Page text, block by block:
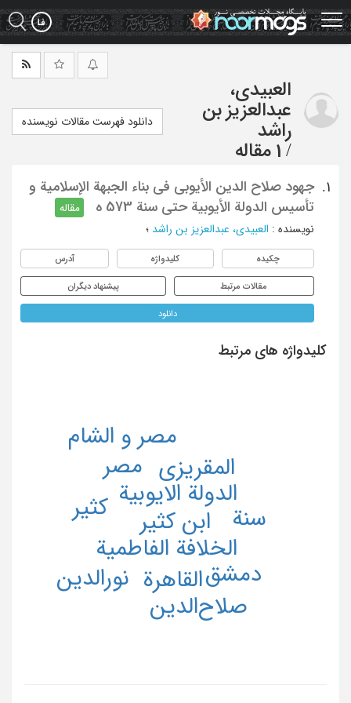
Skip
to
main
العبیدی،
عبدالعزیز بن
راشد
/ 1 مقاله
دانلود فهرست مقالات نویسنده
1.
جهود صلاح الدین الأیوبی فی بناء الجبهة الإسلامیة و
تأسیس الدولة الأیوبیة حتی سنة 573 ه
مقاله
نویسنده : العبیدی، عبدالعزیز بن راشد ؛
چکیده کلیدواژه آدرس
مقالات مرتبط پیشنهاد دیگران
دانلود
کلیدواژه های مرتبط
ابن کثیر
الخلافة الفاطمیة
الدولة الایوبیة
القاهرة
المقریزی
دمشق
سنة
صلاح‌الدین
مصر
مصر و الشام
نورالدین
کثیر